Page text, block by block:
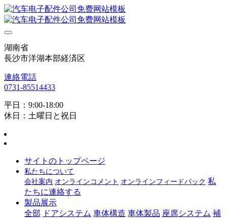
湖南省
長沙市洋湖本部経済区
連絡電話
0731-85514433
平日：9:00-18:00
休日：土曜日と祝日
サイトのトップページ
私たちについて
会社案内 オンラインコメント オンラインフィードバック 私
たちに連絡する
製品展示
全部 ドアシステム 車体構造 車体製品 座席システム 補